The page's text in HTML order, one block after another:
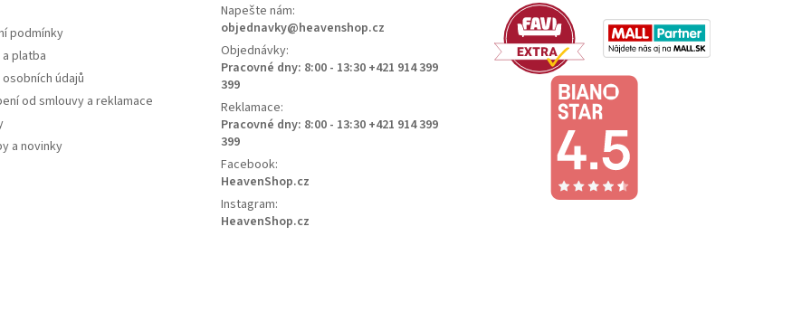
podmínky
platba
údajů
od smlouvy a reklamace
a novinky
Napešte nám:
objednavky@heavenshop.cz
Objednávky:
Pracovné dny: 8:00 - 13:30 +421 914 399
399
Reklamace:
Pracovné dny: 8:00 - 13:30 +421 914 399
399
Facebook:
HeavenShop.cz
Instagram:
HeavenShop.cz